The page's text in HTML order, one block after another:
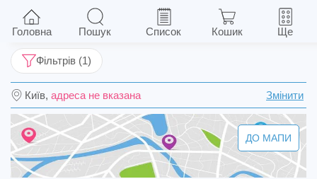
Бальзам-маска для волосся Elfa Pharm
Репʼяхова 200 мл
Київ, адреса не вказана Змінити
Фільтрів (1)
ДО МАПИ
Головна Пошук Список Кошик Ще